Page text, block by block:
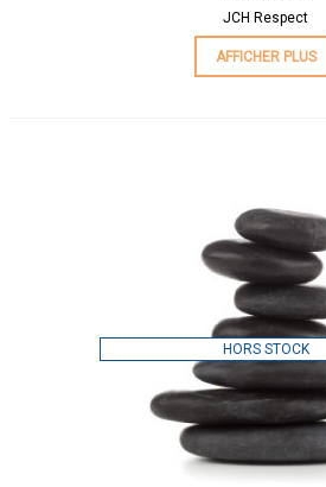
JCH Respect
AFFICHER PLUS
HORS STOCK